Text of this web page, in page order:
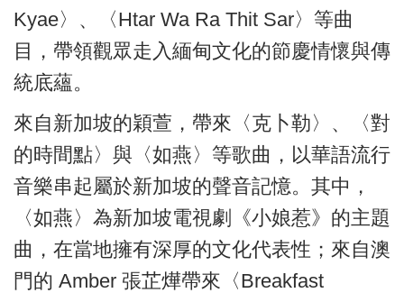
Kyae〉、〈Htar Wa Ra Thit Sar〉等曲
目，帶領觀眾走入緬甸文化的節慶情懷與傳
統底蘊。
來自新加坡的穎萱，帶來〈克卜勒〉、〈對
的時間點〉與〈如燕〉等歌曲，以華語流行
音樂串起屬於新加坡的聲音記憶。其中，
〈如燕〉為新加坡電視劇《小娘惹》的主題
曲，在當地擁有深厚的文化代表性；來自澳
門的 Amber 張芷燁帶來〈Breakfast